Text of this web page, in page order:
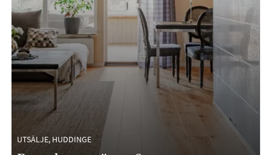
UTSÄLJE, HUDDINGE